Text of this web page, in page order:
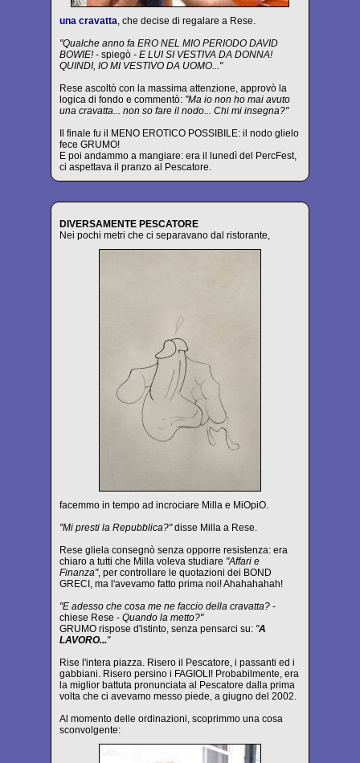
una cravatta, che decise di regalare a Rese.
"Qualche anno fa ERO NEL MIO PERIODO DAVID
BOWIE!- spiegò - E LUI SI VESTIVA DA DONNA!
QUINDI, IO MI VESTIVO DA UOMO..."
Rese ascoltò con la massima attenzione, approvò la
logica di fondo e commentò: "Ma io non ho mai avuto
una cravatta... non so fare il nodo... Chi mi insegna?"
Il finale fu il MENO EROTICO POSSIBILE: il nodo glielo
fece GRUMO!
E poi andammo a mangiare: era il lunedì del PercFest,
ci aspettava il pranzo al Pescatore.
DIVERSAMENTE PESCATORE
Nei pochi metri che ci separavano dal ristorante,
facemmo in tempo ad incrociare Milla e MiOpiO.
"Mi presti la Repubblica?"disse Milla a Rese.
Rese gliela consegnò senza opporre resistenza: era
chiaro a tutti che Milla voleva studiare "Affari e
Finanza", per controllare le quotazioni dei BOND
GRECI, ma l'avevamo fatto prima noi! Ahahahahah!
"E adesso che cosa me ne faccio della cravatta? -
chiese Rese - Quando la metto?"
GRUMO rispose d'istinto, senza pensarci su: "A
LAVORO..."
Rise l'intera piazza. Risero il Pescatore, i passanti ed i
gabbiani. Risero persino i FAGIOLI! Probabilmente, era
la miglior battuta pronunciata al Pescatore dalla prima
volta che ci avevamo messo piede, a giugno del 2002.
Al momento delle ordinazioni, scoprimmo una cosa
sconvolgente: